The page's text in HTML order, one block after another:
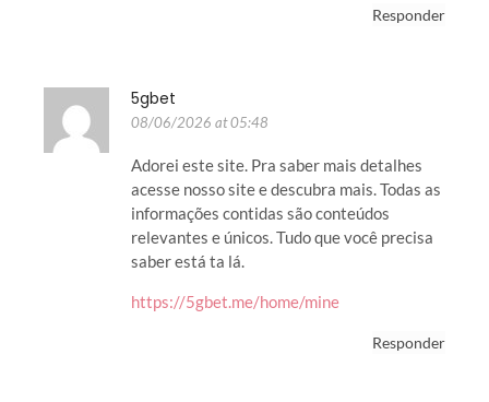
Responder
5gbet
08/06/2026 at 05:48
Adorei este site. Pra saber mais detalhes
acesse nosso site e descubra mais. Todas as
informações contidas são conteúdos
relevantes e únicos. Tudo que você precisa
saber está ta lá.
https://5gbet.me/home/mine
Responder